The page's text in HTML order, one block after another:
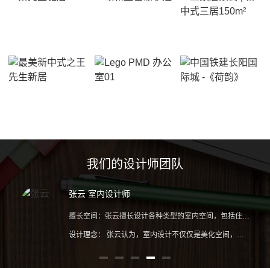
我们的设计师团队
张云 室内设计师
擅长空间：张云擅长设计各种类型的室内空间，包括住宅、商业、办公等。她善于利用空间，通过布局、色彩、材料等手段，打造出舒适、温馨、时尚的室内环境。
设计理念： 张云认为，室内设计不仅仅是美化空间，更重要的是要让人们在舒适、自然、安全的环境中生活、工作、学习。因此，她注重从人性化的角度出发，根据客户需求和生活习惯，打造出既美观又实用的室内空间。